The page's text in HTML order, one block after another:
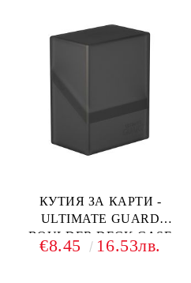
КУТИЯ ЗА КАРТИ -
ULTIMATE GUARD
BOULDER DECK CASE
(за LCG, TCG и др) 60+ -
€8.45 16.53лв.